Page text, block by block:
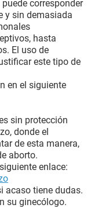
corresponder
y sin demasiada
hasta
El uso de
este tipo de
en el siguiente
sin protección
donde el
de esta manera,
aborto.
enlace:
acaso tiene dudas.
su ginecólogo.